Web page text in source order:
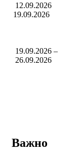
12.09.2026
19.09.2026
19.09.2026 –
26.09.2026
Важно